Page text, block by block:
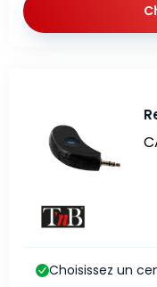
Choisissez un